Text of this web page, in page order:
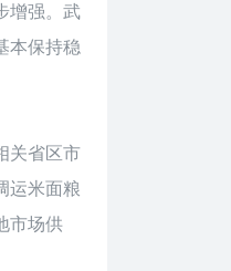
增强。武
本保持稳
关省区市
运米面粮
市场供